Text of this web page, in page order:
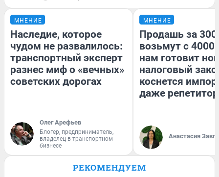
МНЕНИЕ
Наследие, которое
чудом не развалилось:
транспортный эксперт
разнес миф о «вечных»
советских дорогах
Олег Арефьев
Блогер, предприниматель,
владелец в транспортном
бизнесе
МНЕНИЕ
Продашь за
возьмут с
нам готовит
налоговый
коснется
даже
Анастасия
РЕКОМЕНДУЕМ